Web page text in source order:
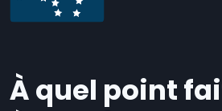
À quel point